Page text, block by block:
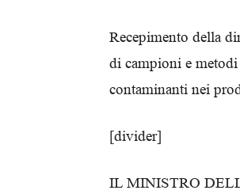
Recepimento della
di campioni e
contaminanti nei
[divider]
IL MINISTRO